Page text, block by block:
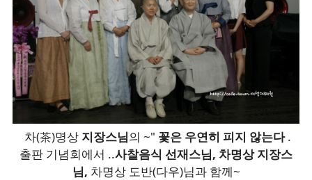
차(茶)명상 지장스님의 ~" 꽃은 우연히 피지 않는다.
출판 기념회에서 ..사찰음식 선재스님, 차명상지장스
님, 차명상 도반(다우)님과 함께~